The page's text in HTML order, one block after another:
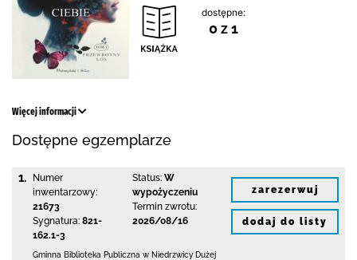
dostępne:
0 z 1
Więcej informacji
Dostępne egzemplarze
1.
Numer
inwentarzowy:
21673
Sygnatura: 821-
162.1-3
Status: W
wypożyczeniu
Termin zwrotu:
2026/08/16
Gminna Biblioteka Publiczna w Niedrzwicy Dużej
zarezerwuj
dodaj do listy